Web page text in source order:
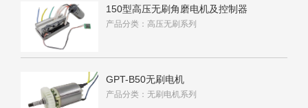
150型高压无刷角磨电机及控制器
产品分类：高压无刷系列
GPT-B50无刷电机
产品分类：无刷电机系列